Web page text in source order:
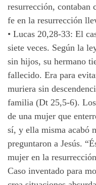
resurrección, contaban
fe en la resurrección
• Lucas 20,28-33: El
siete veces. Según la
sin hijos, su hermano
fallecido. Era para
muriera sin
familia (Dt 25,5-6).
de una mujer que
sí, y ella misma acabó
preguntaron a Jesús.
mujer en la
Caso inventado para